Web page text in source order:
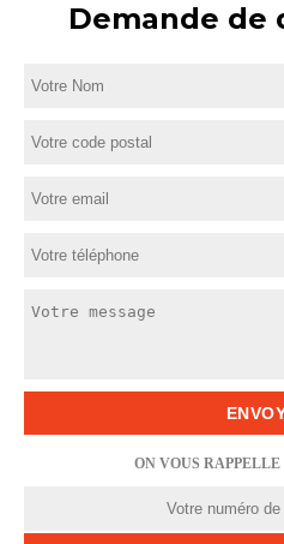
Demande de
ON VOUS